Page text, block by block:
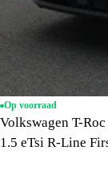
Op voorraad
Volkswagen T-Roc
1.5 eTsi R-Line